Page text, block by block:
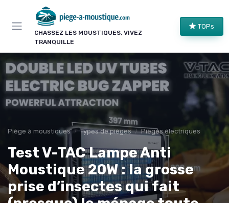
CHASSEZ LES MOUSTIQUES, VIVEZ
TRANQUILLE
TOPs
Piège à moustiques Types de pièges Pièges électriques
Test V-TAC Lampe Anti
Moustique 20W : la grosse
prise d’insectes qui fait
Panneau de gestion des cookies